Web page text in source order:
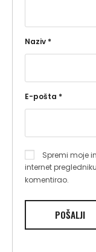
Naziv *
E-pošta *
Spremi moje
internet
komentirao.